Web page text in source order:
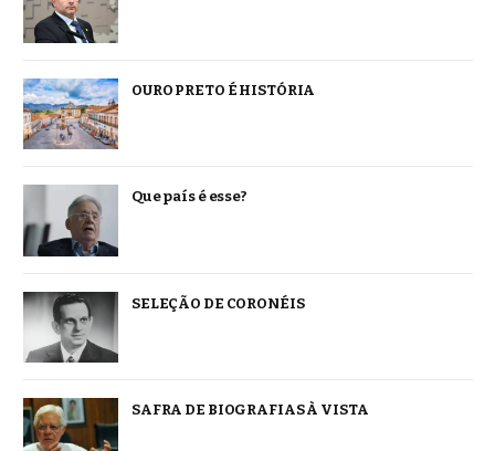
OURO PRETO É HISTÓRIA
Que país é esse?
SELEÇÃO DE CORONÉIS
SAFRA DE BIOGRAFIAS À VISTA